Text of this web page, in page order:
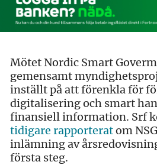
Mötet Nordic Smart
gemensamt
inställt på att förenkla för
digitalisering och smart
finansiell information. Srf
tidigare rapporteratom
inlämning av
första steg.